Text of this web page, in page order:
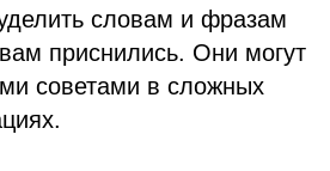
словам и фразам
приснились. Они могут
советами в сложных